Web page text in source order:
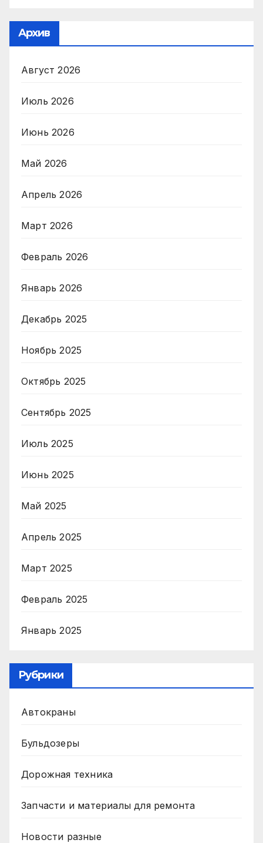
Архив
Август 2026
Июль 2026
Июнь 2026
Май 2026
Апрель 2026
Март 2026
Февраль 2026
Январь 2026
Декабрь 2025
Ноябрь 2025
Октябрь 2025
Сентябрь 2025
Июль 2025
Июнь 2025
Май 2025
Апрель 2025
Март 2025
Февраль 2025
Январь 2025
Рубрики
Автокраны
Бульдозеры
Дорожная техника
Запчасти и материалы для ремонта
Новости разные